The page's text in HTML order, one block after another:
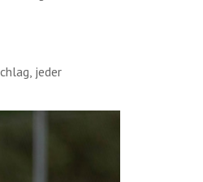
jeder